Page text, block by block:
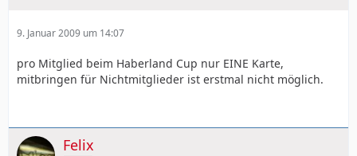
9. Januar 2009 um 14:07
pro Mitglied beim Haberland Cup nur EINE Karte,
mitbringen für Nichtmitglieder ist erstmal nicht möglich.
Felix